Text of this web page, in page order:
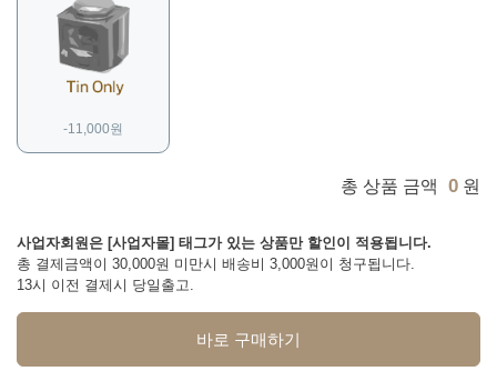
-11,000원
총 상품 금액 0 원
사업자회원은 [사업자몰] 태그가 있는 상품만 할인이 적용됩니다.
총 결제금액이 30,000원 미만시 배송비 3,000원이 청구됩니다.
13시 이전 결제시 당일출고.
바로 구매하기